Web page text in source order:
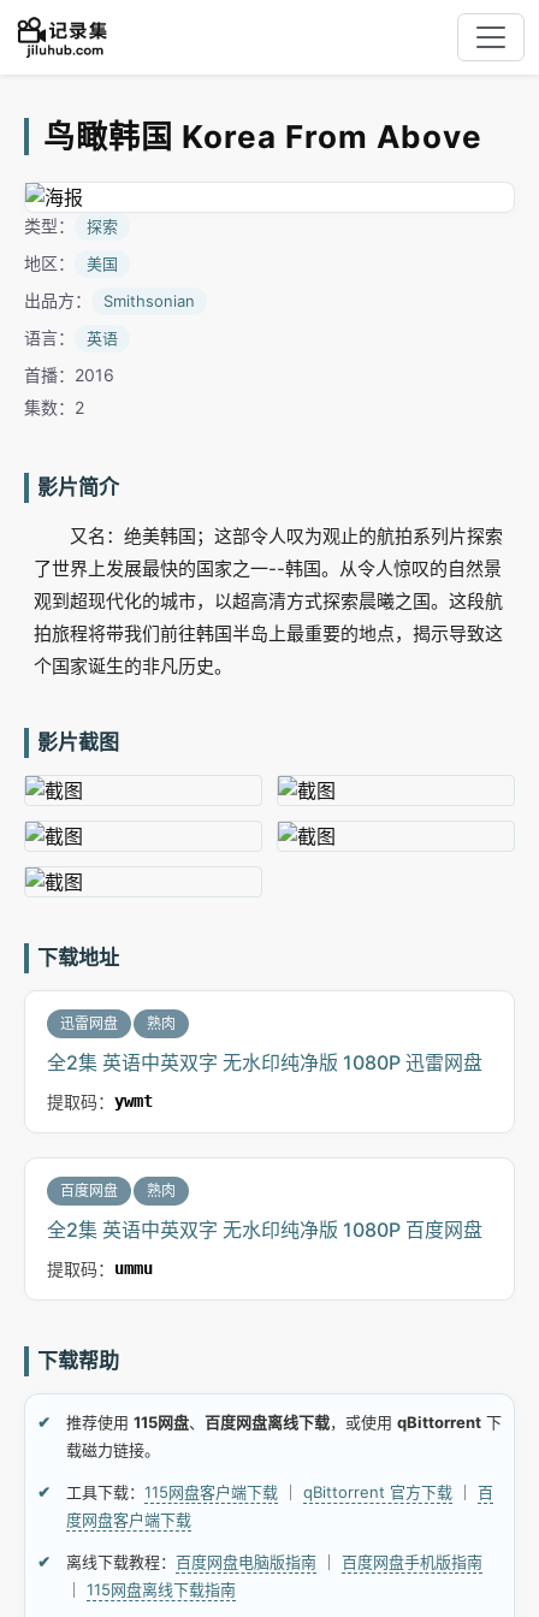
鸟瞰韩国 Korea From Above
类型： 探索
地区： 美国
出品方： Smithsonian
语言： 英语
首播：2016
集数：2
影片简介
又名：绝美韩国；这部令人叹为观止的航拍系列片探索
了世界上发展最快的国家之一--韩国。从令人惊叹的自然景
观到超现代化的城市，以超高清方式探索晨曦之国。这段航
拍旅程将带我们前往韩国半岛上最重要的地点，揭示导致这
个国家诞生的非凡历史。
影片截图
下载地址
迅雷网盘 熟肉
全2集 英语中英双字 无水印纯净版 1080P 迅雷网盘
提取码： ywmt
百度网盘 熟肉
全2集 英语中英双字 无水印纯净版 1080P 百度网盘
提取码： ummu
下载帮助
推荐使用 115网盘、 百度网盘离线下载，或使用 qBittorrent 下
载磁力链接。
工具下载： 115网盘客户端下载 qBittorrent 官方下载
百
度网盘客户端下载
离线下载教程： 百度网盘电脑版指南
百度网盘手机版指南
115网盘离线下载指南